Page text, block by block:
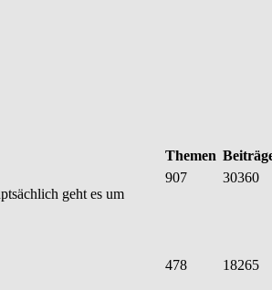
Themen
geht es um
907 30360
478 18265